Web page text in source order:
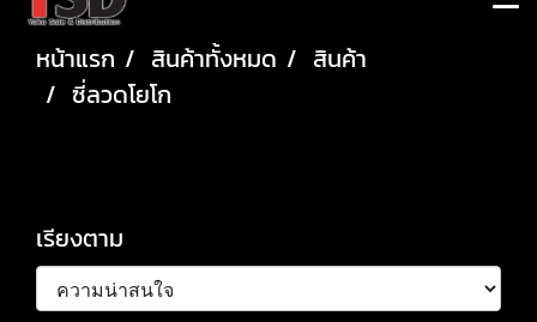
หน้าแรก สินค้าทั้งหมด
สินค้า
ซี่ลวดโยโก
เรียงตาม